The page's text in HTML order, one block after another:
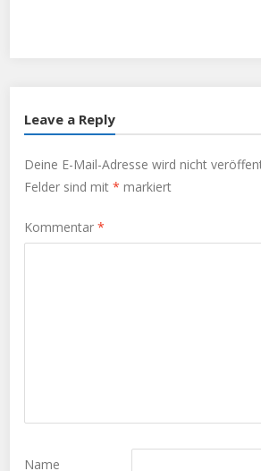
Leave a Reply
Deine E-Mail-Adresse wird nicht
Felder sind mit* markiert
Kommentar*
Name